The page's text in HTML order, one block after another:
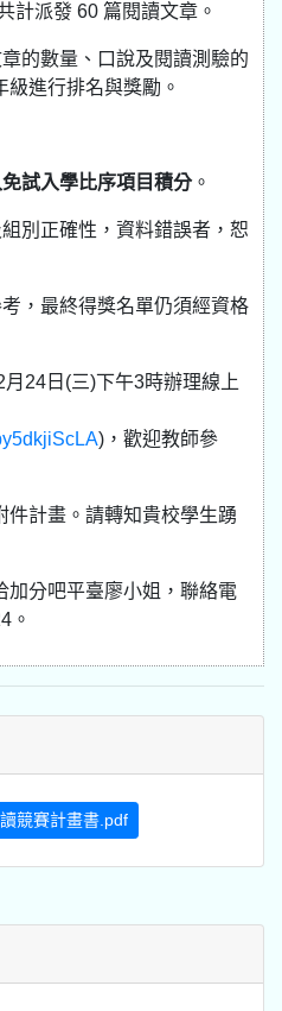
計派發 60 篇閱讀文章。
的數量、口說及閱讀測驗的
進行排名與獎勵。
試入學比序項目積分。
別正確性，資料錯誤者，恕
，最終得獎名單仍須經資格
24日(三)下午3時辦理線上
)，歡迎教師參
件計畫。請轉知貴校學生踴
加分吧平臺廖小姐，聯絡電
。
競賽計畫書.pdf